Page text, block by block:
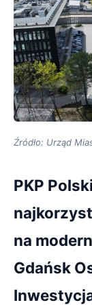
Źródło: Urząd
PKP
na
Gdańsk